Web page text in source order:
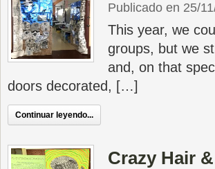
Publicado en 25/
This year, we
groups, but we
and, on that
doors decorated, […]
Continuar leyendo...
Crazy Hair